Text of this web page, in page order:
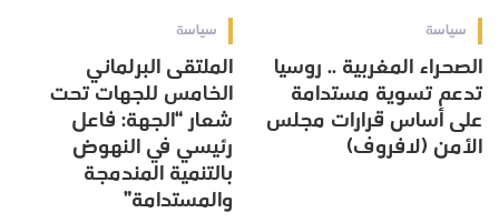
سياسة
الصحراء المغربية .. روسيا
تدعم تسوية مستدامة
على أساس قرارات مجلس
الأمن (لافروف)
سياسة
الملتقى البرلماني
الخامس للجهات تحت
شعار “الجهة: فاعل
رئيسي في النهوض
بالتنمية المندمجة
والمستدامة”